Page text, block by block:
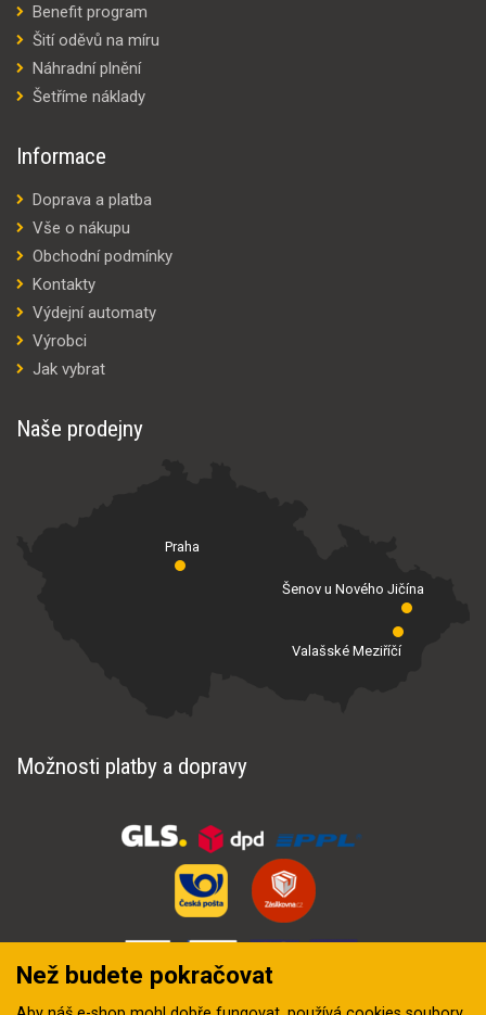
Benefit program
Šití oděvů na míru
Náhradní plnění
Šetříme náklady
Informace
Doprava a platba
Vše o nákupu
Obchodní podmínky
Kontakty
Výdejní automaty
Výrobci
Jak vybrat
Naše prodejny
Praha
Valašské Meziříčí
Šenov u Nového Jičína
Možnosti platby a dopravy
Než budete pokračovat